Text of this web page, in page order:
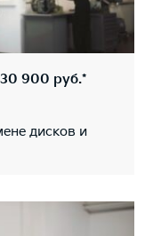
900 руб.*
дисков и